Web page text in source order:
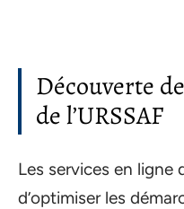
Découverte
de l’URSSAF
Les services en ligne
d’optimiser les